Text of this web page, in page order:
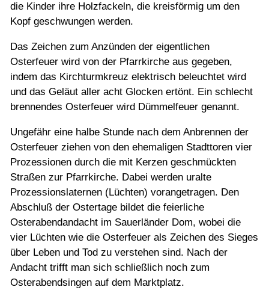
die Kinder ihre Holzfackeln, die kreisförmig um den
Kopf geschwungen werden.
Das Zeichen zum Anzünden der eigentlichen
Osterfeuer wird von der Pfarrkirche aus gegeben,
indem das Kirchturmkreuz elektrisch beleuchtet wird
und das Geläut aller acht Glocken ertönt. Ein schlecht
brennendes Osterfeuer wird Dümmelfeuer genannt.
Ungefähr eine halbe Stunde nach dem Anbrennen der
Osterfeuer ziehen von den ehemaligen Stadttoren vier
Prozessionen durch die mit Kerzen geschmückten
Straßen zur Pfarrkirche. Dabei werden uralte
Prozessionslaternen (Lüchten) vorangetragen. Den
Abschluß der Ostertage bildet die feierliche
Osterabendandacht im Sauerländer Dom, wobei die
vier Lüchten wie die Osterfeuer als Zeichen des Sieges
über Leben und Tod zu verstehen sind. Nach der
Andacht trifft man sich schließlich noch zum
Osterabendsingen auf dem Marktplatz.